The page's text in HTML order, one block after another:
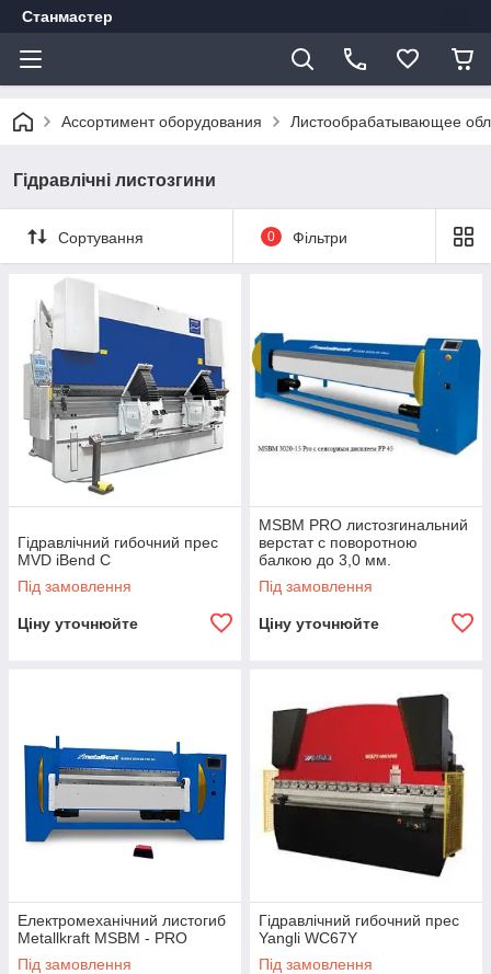
Станмастер
Ассортимент оборудования Листообрабатывающее
Гідравлічні листозгини
Сортування 0 Фільтри
Гідравлічний гибочний прес
MVD iBend C
Під замовлення
Ціну уточнюйте
MSBM PRO листозгинальний
верстат c поворотною
балкою до 3,0 мм.
Під замовлення
Ціну уточнюйте
Електромеханічний листогиб
Metallkraft MSBM - PRO
Під замовлення
Гідравлічний гибочний прес
Yangli WC67Y
Під замовлення